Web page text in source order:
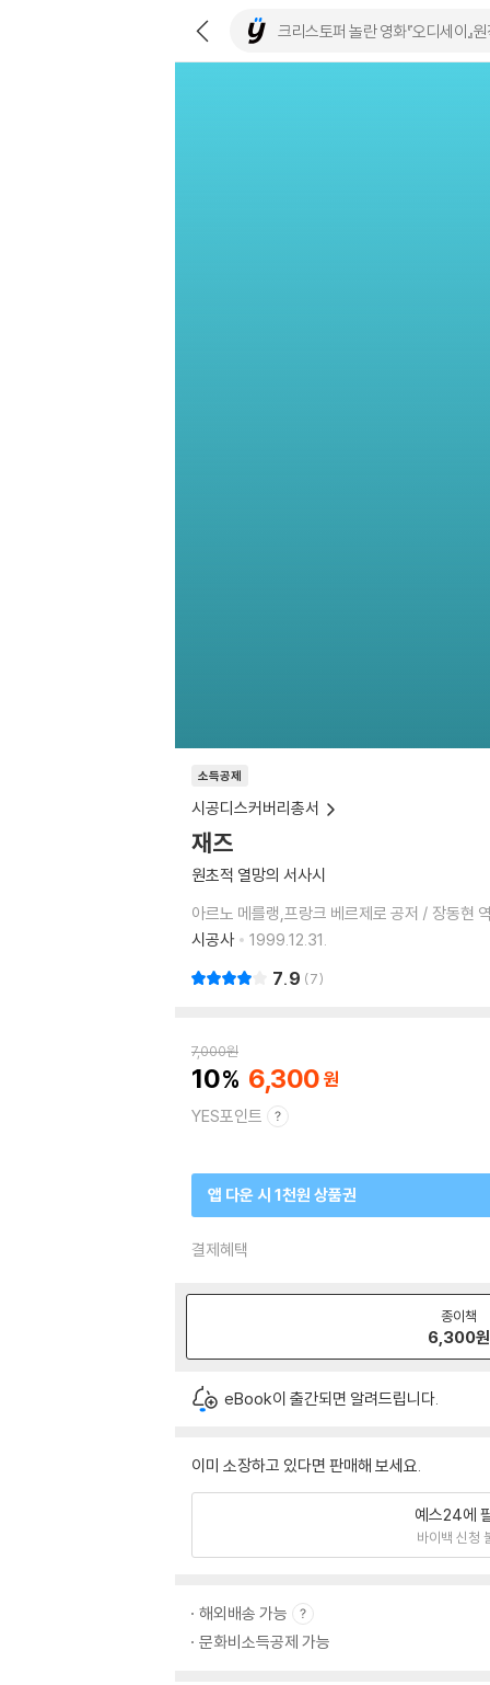
소득공제
시공디스커버리총서
재즈
원초적 열망의 서사시
아르노 메를랭,프랑크 베르제로 공저 / 장동현
시공사
1999.12.31.
7.9 7
7,000원
10 6,300
YES포인트
앱 다운 시 1천원 상품권
결제혜택
종이책
6,300원
eBook이 출간되면 알려드립니다.
이미 소장하고 있다면 판매해 보세요.
예스24에
바이백 신청
해외배송 가능
문화비소득공제 가능